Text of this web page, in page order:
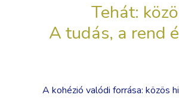
Tehát:
A tudás, a rend
A kohézió valódi forrása: közös